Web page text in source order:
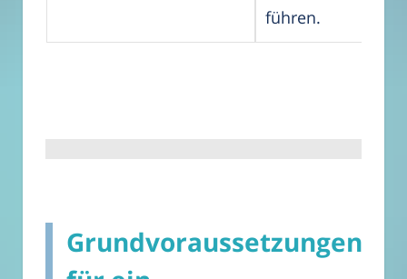
führen.
Grundvoraussetzungen